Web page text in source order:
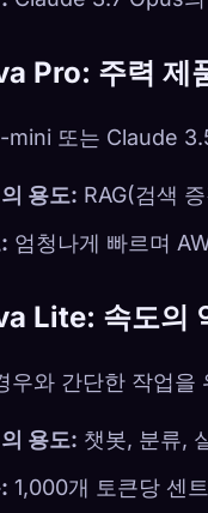
Pro: 주력 제
또는 Claude
용도: RAG(검색
엄청나게 빠르며
Lite: 속도의
우와 간단한 작업을
용도: 챗봇, 분류,
1,000개 토큰당 센